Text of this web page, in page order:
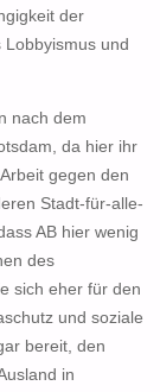
der
Lobbyismus und
nach dem
da hier ihr
gegen den
Stadt-für-alle-
AB hier wenig
des
sich eher für den
und soziale
bereit, den
in